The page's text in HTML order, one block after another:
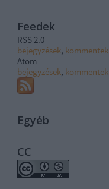
Feedek
RSS 2.0
bejegyzések, kommentek
Atom
bejegyzések, kommentek
Egyéb
CC